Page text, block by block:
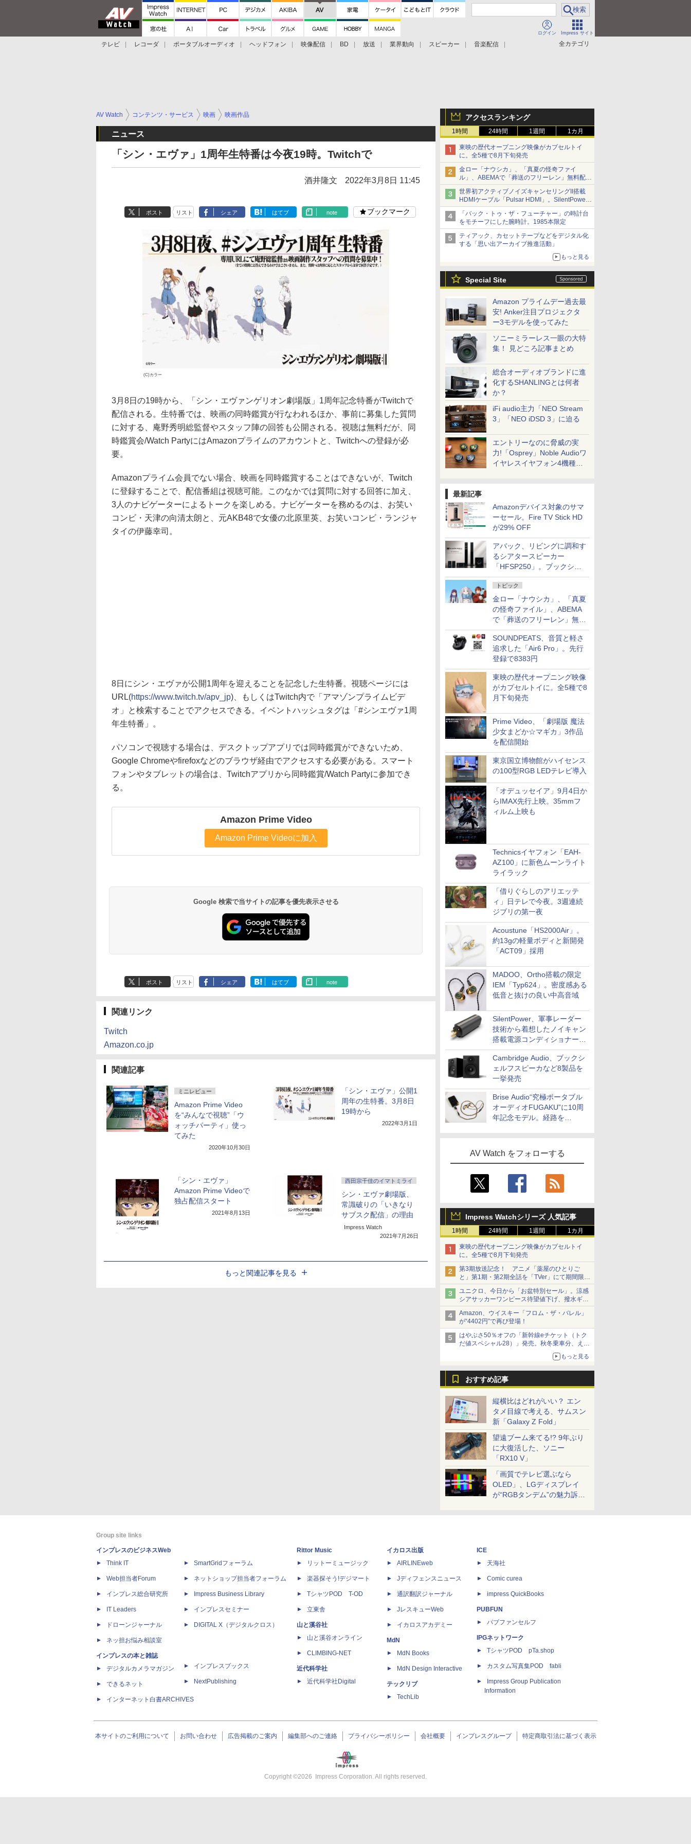
ログイン Impress サイト
全カテゴリ
テレビ レコーダ ポータブルオーディオ ヘッドフォン 映像配信 BD 放送 業界動向 スピーカー
音楽配信
アクセスランキング
1時間 24時間 1週間 1カ月
東映の歴代オープニング映像がカプセルトイ
に。全5種で8月下旬発売
金ロー「ナウシカ」、「真夏の怪奇ファイ
ル」、ABEMAで「葬送のフリーレン」無料配信
など。夏の特番・配信情報
世界初アクティブノイズキャンセリングII搭載
HDMIケーブル「Pulsar HDMI」。SilentPower
から
「バック・トゥ・ザ・フューチャー」の時計台
をモチーフにした腕時計。1985本限定
ティアック、カセットテープなどをデジタル化
する「思い出アーカイブ推進活動」
もっと見る
Special Site
Amazon プライムデー過去最
安! Anker注目プロジェクタ
ー3モデルを使ってみた
ソニーミラーレス一眼の大特
集！ 見どころ記事まとめ
総合オーディオブランドに進
化するSHANLINGとは何者
か？
iFi audio主力「NEO Stream
3」「NEO iDSD 3」に迫る
エントリーなのに脅威の実
力!「Osprey」Noble Audioワ
イヤレスイヤフォン4機種を
最新記事
Amazonデバイス対象のサマ
ーセール。Fire TV Stick HD
が29% OFF
アバック、リビングに調和す
るシアタースピーカー
「HFSP250」。ブックシェ
ルフはペア3万円以下
トピック
金ロー「ナウシカ」、「真夏
の怪奇ファイル」、ABEMA
で「葬送のフリーレン」無料
配信など。夏の特番・配信情
報
SOUNDPEATS、音質と軽さ
追求した「Air6 Pro」。先行
登録で8383円
東映の歴代オープニング映像
がカプセルトイに。全5種で8
月下旬発売
Prime Video、「劇場版 魔法
少女まどか☆マギカ」3作品
を配信開始
東京国立博物館がハイセンス
の100型RGB LEDテレビ導入
「オデュッセイア」9月4日か
らIMAX先行上映。35mmフ
ィルム上映も
Technicsイヤフォン「EAH-
AZ100」に新色ムーンライト
ライラック
「借りぐらしのアリエッテ
ィ」日テレで今夜。3週連続
ジブリの第一夜
Acoustune「HS2000Air」。
約13gの軽量ボディと新開発
「ACT09」採用
MADOO、Ortho搭載の限定
IEM「Typ624」。密度感ある
低音と抜けの良い中高音域
SilentPower、軍事レーダー
技術から着想したノイキャン
搭載電源コンディショナー
「AC iPurifier2」
Cambridge Audio、ブックシ
ェルフスピーカなど8製品を
一挙発売
Brise Audio“究極ポータブル
オーディオFUGAKU”に10周
年記念モデル。経路を
AV Watch をフォローする
Impress Watchシリーズ 人気記事
1時間 24時間 1週間 1カ月
東映の歴代オープニング映像がカプセルトイ
に。全5種で8月下旬発売
第3期放送記念！ アニメ「薬屋のひとりご
と」第1期・第2期全話を「TVer」にて期間限定
で順次無料配信開始
ユニクロ、今日から「お盆特別セール」。涼感
シアサッカーワンピース待望値下げ、撥水ギア
ショーツは1990円に
Amazon、ウイスキー「フロム・ザ・バレル」
が“4402円”で再び登場！
はやぶさ50％オフの「新幹線eチケット（トク
だ値スペシャル28）」発売。秋冬乗車分、えき
もっと見る
おすすめ記事
縦横比はどれがいい？ エン
タメ目線で考える、サムスン
新「Galaxy Z Fold」
望遠ブーム来てる!? 9年ぶり
に大復活した、ソニー
「RX10 V」
「画質でテレビ選ぶなら
OLED」、LGディスプレイ
が“RGBタンデム”の魅力訴
AV Watch コンテンツ・サービス 映画 映画作品
ニュース
「シン・エヴァ」1周年生特番は今夜19時。Twitchで
酒井隆文 2022年3月8日 11:45
ポスト リスト シェア はてブ note ブックマーク
(C)カラー
3月8日の19時から、「シン・エヴァンゲリオン劇場版」1周年記念特番がTwitchで
配信される。生特番では、映画の同時鑑賞が行なわれるほか、事前に募集した質問
に対する、庵野秀明総監督やスタッフ陣の回答も公開される。視聴は無料だが、同
時鑑賞会/Watch PartyにはAmazonプライムのアカウントと、Twitchへの登録が必
要。
Amazonプライム会員でない場合、映画を同時鑑賞することはできないが、Twitch
に登録することで、配信番組は視聴可能。このなかでは質問に対する回答に加え、
3人のナビゲーターによるトークを楽しめる。ナビゲーターを務めるのは、お笑い
コンビ・天津の向清太朗と、元AKB48で女優の北原里英、お笑いコンビ・ランジャ
タイの伊藤幸司。
8日にシン・エヴァが公開1周年を迎えることを記念した生特番。視聴ページには
URL(https://www.twitch.tv/apv_jp)、もしくはTwitch内で「アマゾンプライムビデ
オ」と検索することでアクセスできる。イベントハッシュタグは「#シンエヴァ1周
年生特番」。
パソコンで視聴する場合は、デスクトップアプリでは同時鑑賞ができないため、
Google Chromeやfirefoxなどのブラウザ経由でアクセスする必要がある。スマート
フォンやタブレットの場合は、Twitchアプリから同時鑑賞/Watch Partyに参加でき
る。
Amazon Prime Video
Amazon Prime Videoに加入
Google 検索で当サイトの記事を優先表示させる
ポスト リスト シェア はてブ note
関連リンク
Twitch
Amazon.co.jp
関連記事
ミニレビュー
Amazon Prime Video
を“みんなで視聴”「ウ
ォッチパーティ」使っ
てみた
2020年10月30日
「シン・エヴァ」公開1
周年の生特番。3月8日
19時から
2022年3月1日
「シン・エヴァ」
Amazon Prime Videoで
独占配信スタート
2021年8月13日
西田宗千佳のイマトミライ
シン・エヴァ劇場版、
常識破りの「いきなり
サブスク配信」の理由
Impress Watch
2021年7月26日
もっと関連記事を見る
Group site links
インプレスのビジネスWeb
Think IT
Web担当者Forum
インプレス総合研究所
IT Leaders
ドローンジャーナル
ネッ担お悩み相談室
インプレスの本と雑誌
デジタルカメラマガジン
できるネット
インターネット白書ARCHIVES
SmartGridフォーラム
ネットショップ担当者フォーラム
Impress Business Library
インプレスセミナー
DIGITAL X（デジタルクロス）
インプレスブックス
NextPublishing
Rittor Music
リットーミュージック
楽器探そう!デジマート
TシャツPOD T-OD
立東舎
山と溪谷社
山と溪谷オンライン
CLIMBING-NET
近代科学社
近代科学社Digital
イカロス出版
AIRLINEweb
Jディフェンスニュース
通訳翻訳ジャーナル
JレスキューWeb
イカロスアカデミー
MdN
MdN Books
MdN Design Interactive
テックリブ
TechLib
ICE
天海社
Comic curea
impress QuickBooks
PUBFUN
パブファンセルフ
IPGネットワーク
TシャツPOD pTa.shop
カスタム写真集POD fabli
Impress Group Publication
Information
本サイトのご利用について お問い合わせ 広告掲載のご案内 編集部へのご連絡 プライバシーポリシー 会社概要 インプレスグループ 特定商取引法に基づく表示
Copyright ©2026 Impress Corporation. All rights reserved.